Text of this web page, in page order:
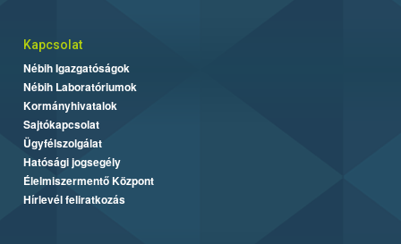
Kapcsolat
Nébih Igazgatóságok
Nébih Laboratóriumok
Kormányhivatalok
Sajtókapcsolat
Ügyfélszolgálat
Hatósági jogsegély
Élelmiszermentő Központ
Hírlevél feliratkozás